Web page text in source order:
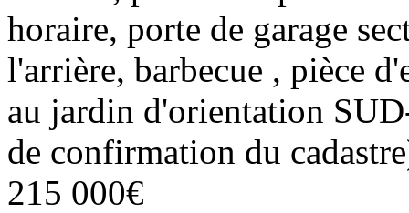
horaire, porte de garage
l'arrière, barbecue , pièce
au jardin d'orientation
de confirmation du
215 000€